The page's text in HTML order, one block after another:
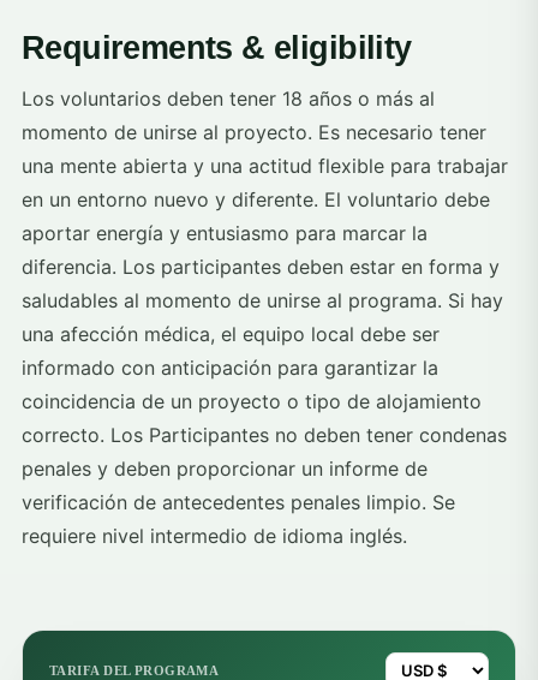
Requirements & eligibility
Los voluntarios deben tener 18 años o más al
momento de unirse al proyecto. Es necesario tener
una mente abierta y una actitud flexible para trabajar
en un entorno nuevo y diferente. El voluntario debe
aportar energía y entusiasmo para marcar la
diferencia. Los participantes deben estar en forma y
saludables al momento de unirse al programa. Si hay
una afección médica, el equipo local debe ser
informado con anticipación para garantizar la
coincidencia de un proyecto o tipo de alojamiento
correcto. Los Participantes no deben tener condenas
penales y deben proporcionar un informe de
verificación de antecedentes penales limpio. Se
requiere nivel intermedio de idioma inglés.
TARIFA DEL PROGRAMA